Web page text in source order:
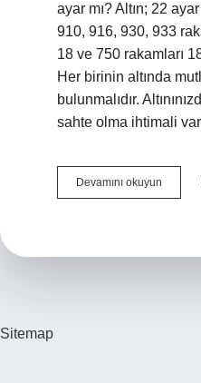
ayar mı? Altın; 22
910, 916, 930, 933
18 ve 750 rakamları
Her birinin altında
bulunmalıdır.
sahte olma ihtimali
Devamını okuyun
Ayar
Sitemap